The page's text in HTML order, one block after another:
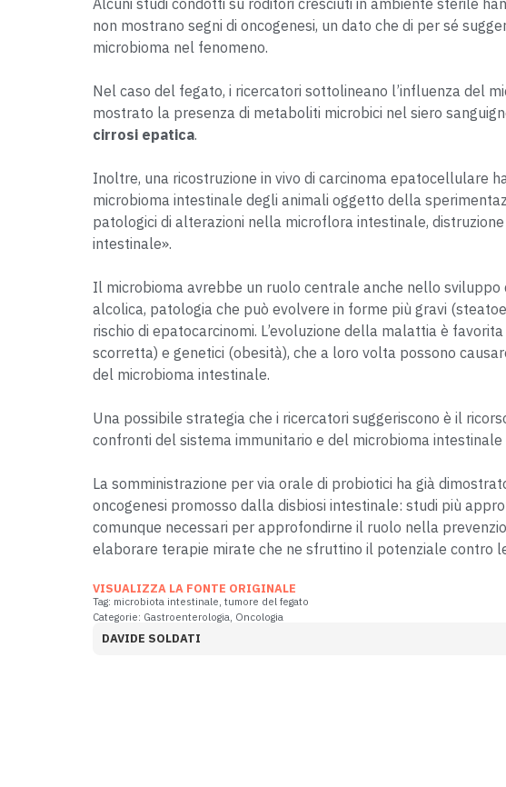
non mostrano segni di oncogenesi, un dato che di per sé
microbioma nel fenomeno.
Nel caso del fegato, i ricercatori sottolineano l’influenza del
mostrato la presenza di metaboliti microbici nel siero
cirrosi epatica.
Inoltre, una ricostruzione in vivo di carcinoma epatocellulare
microbioma intestinale degli animali oggetto della
patologici di alterazioni nella microflora intestinale,
intestinale».
Il microbioma avrebbe un ruolo centrale anche nello
alcolica, patologia che può evolvere in forme più gravi
rischio di epatocarcinomi. L’evoluzione della malattia è
scorretta) e genetici (obesità), che a loro volta possono
del microbioma intestinale.
Una possibile strategia che i ricercatori suggeriscono è il
confronti del sistema immunitario e del microbioma intestinale
La somministrazione per via orale di probiotici ha già
oncogenesi promosso dalla disbiosi intestinale: studi più
comunque necessari per approfondirne il ruolo nella
elaborare terapie mirate che ne sfruttino il potenziale contro
VISUALIZZA LA FONTE ORIGINALE
Tag: microbiota intestinale tumore del fegato
Categorie: Gastroenterologia Oncologia
DAVIDE SOLDATI